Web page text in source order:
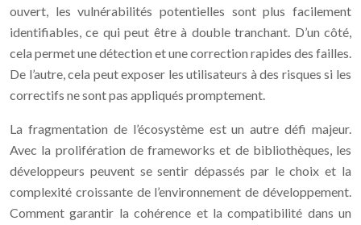
ouvert, les vulnérabilités potentielles sont plus facilement
identifiables, ce qui peut être à double tranchant. D’un côté,
cela permet une détection et une correction rapides des failles.
De l’autre, cela peut exposer les utilisateurs à des risques si les
correctifs ne sont pas appliqués promptement.
La fragmentation de l’écosystème est un autre défi majeur.
Avec la prolifération de frameworks et de bibliothèques, les
développeurs peuvent se sentir dépassés par le choix et la
complexité croissante de l’environnement de développement.
Comment garantir la cohérence et la compatibilité dans un